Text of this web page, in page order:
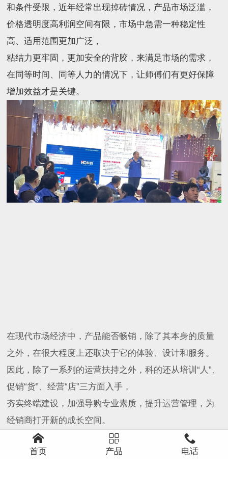
和条件受限，近年经常出现掉砖情况，产品市场泛滥，
价格透明度高利润空间有限，市场中急需一种稳定性
高、适用范围更加广泛，
粘结力更牢固，更加安全的背胶，来满足市场的需求，
在同等时间、同等人力的情况下，让师傅们有更好保障
增加效益才是关键。
在现代市场经济中，产品能否畅销，除了其本身的质量
之外，在很大程度上还取决于它的体验、设计和服务。
因此，除了一系列的运营扶持之外，科的还从培训“人”、
促销“货”、经营“店”三方面入手，
夯实终端建设，加强导购专业素质，提升运营管理，为
经销商打开新的成长空间。

首页

产品

电话